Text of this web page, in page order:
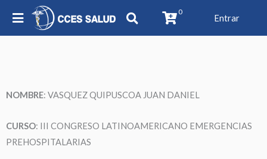
0
Entrar
NOMBRE: VASQUEZ QUIPUSCOA JUAN DANIEL
CURSO: III CONGRESO LATINOAMERICANO EMERGENCIAS
PREHOSPITALARIAS